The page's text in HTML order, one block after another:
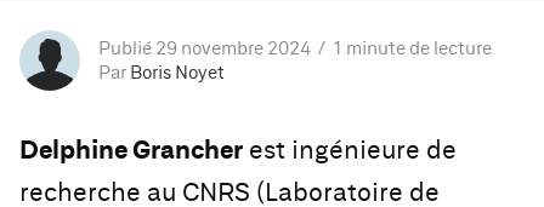
Publié 29 novembre 2024
1 minute de lecture
Par Boris Noyet
Delphine Grancher est ingénieure de
recherche au CNRS (Laboratoire de